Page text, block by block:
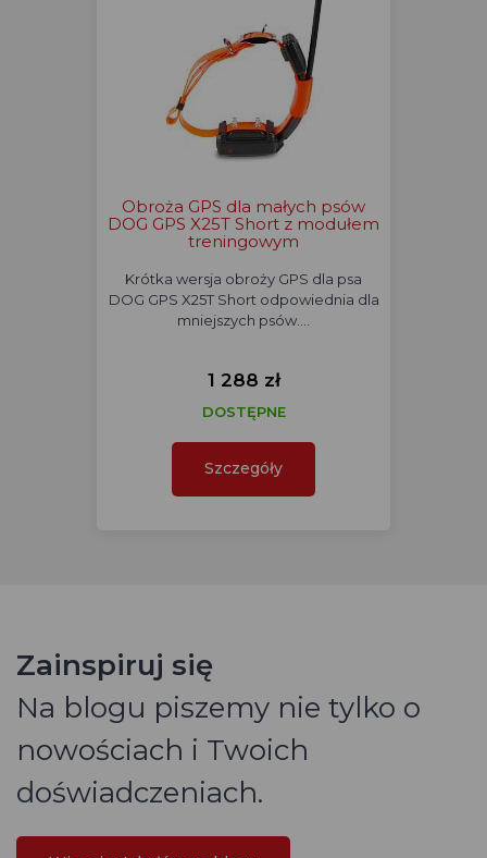
Obroża GPS dla małych psów
DOG GPS X25T Short z modułem
treningowym
Krótka wersja obroży GPS dla psa
DOG GPS X25T Short odpowiednia dla
mniejszych psów.…
1 288 zł
DOSTĘPNE
Szczegóły
Zainspiruj się
Na blogu piszemy nie tylko o
nowościach i Twoich
doświadczeniach.